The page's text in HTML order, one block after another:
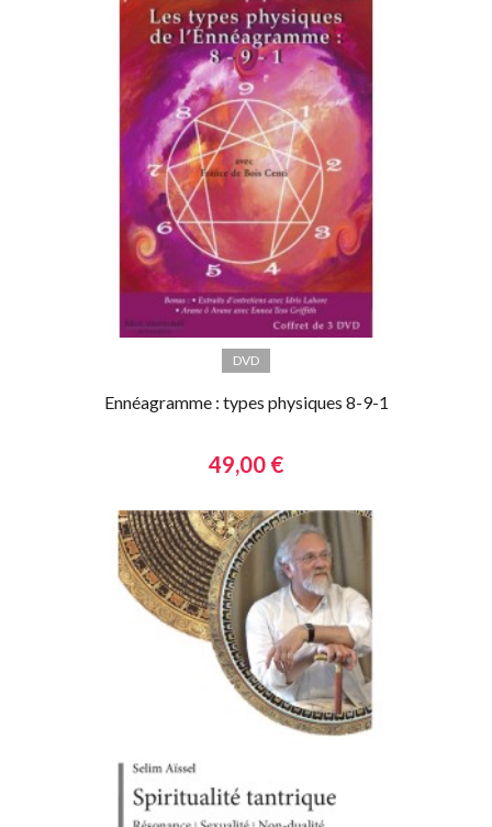
DVD
Ennéagramme : types physiques 8-9-1
49,00 €